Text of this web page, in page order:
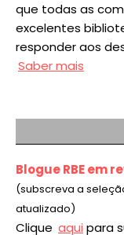
que todas as
excelentes
responder aos
Saber mais
Blogue RBE em
(subscreva a
atualizado)
Clique aqui para